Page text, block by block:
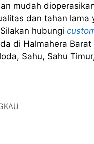
mudah
dan tahan lama
hubungi
di Halmahera Barat
Sahu, Sahu